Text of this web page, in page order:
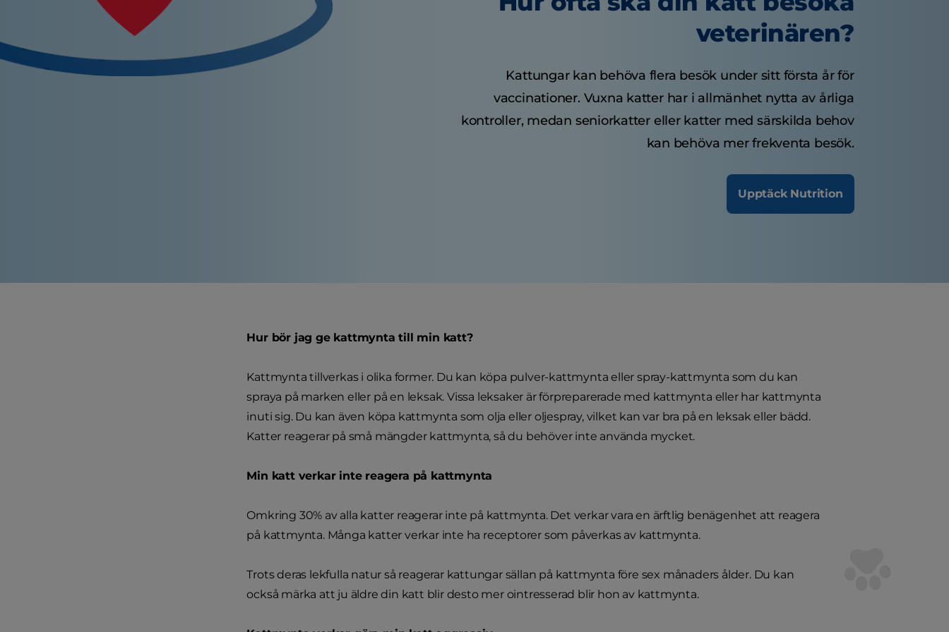
veterinären?
Kattungar kan behöva flera besök under sitt första år för
vaccinationer. Vuxna katter har i allmänhet nytta av årliga
kontroller, medan seniorkatter eller katter med särskilda behov
kan behöva mer frekventa besök.
Upptäck Nutrition
Hur bör jag ge kattmynta till min katt?
Kattmynta tillverkas i olika former. Du kan köpa pulver-kattmynta eller spray-kattmynta som du kan
spraya på marken eller på en leksak. Vissa leksaker är förpreparerade med kattmynta eller har kattmynta
inuti sig. Du kan även köpa kattmynta som olja eller oljespray, vilket kan var bra på en leksak eller bädd.
Katter reagerar på små mängder kattmynta, så du behöver inte använda mycket.
Min katt verkar inte reagera på kattmynta
Omkring 30% av alla katter reagerar inte på kattmynta. Det verkar vara en ärftlig benägenhet att reagera
på kattmynta. Många katter verkar inte ha receptorer som påverkas av kattmynta.
Trots deras lekfulla natur så reagerar kattungar sällan på kattmynta före sex månaders ålder. Du kan
också märka att ju äldre din katt blir desto mer ointresserad blir hon av kattmynta.